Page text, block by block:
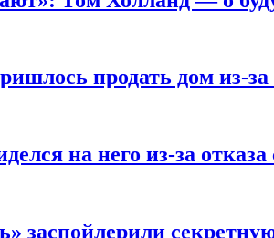
продать дом из-за
на него из-за
заспойлерили